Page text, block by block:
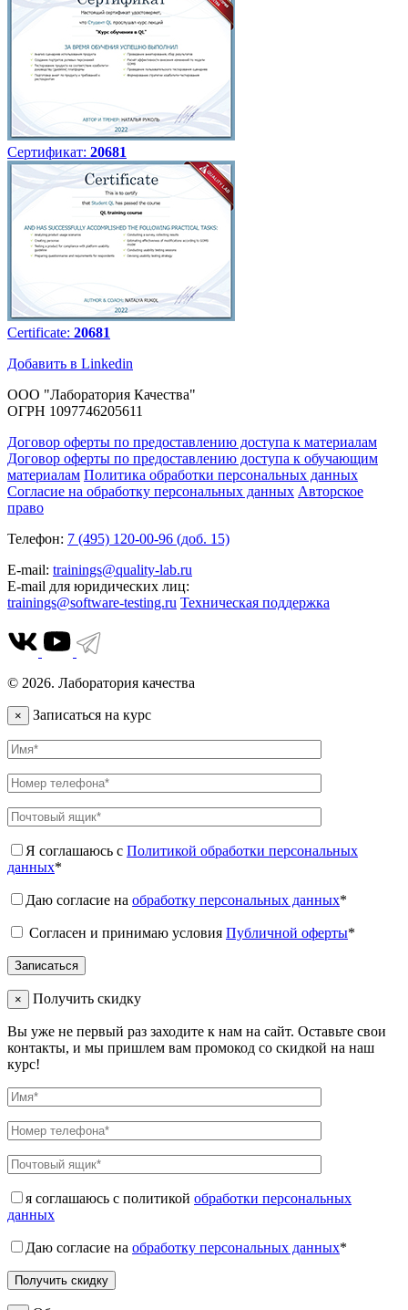
Сертификат: 20681
Certificate: 20681
Добавить в Linkedin
ООО "Лаборатория Качества"
ОГРН 1097746205611
Договор оферты по предоставлению доступа к материалам
Договор оферты по предоставлению доступа к обучающим
материалам Политика обработки персональных данных
Согласие на обработку персональных данных Авторское
право
Телефон: 7 (495) 120-00-96 (доб. 15)
E-mail: trainings@quality-lab.ru
E-mail для юридических лиц:
trainings@software-testing.ru Техническая поддержка
© 2026. Лаборатория качества
× Записаться на курс
Я соглашаюсь с Политикой обработки персональных
данных*
Даю согласие на обработку персональных данных*
Согласен и принимаю условия Публичной оферты*
× Получить скидку
Вы уже не первый раз заходите к нам на сайт. Оставьте свои
контакты, и мы пришлем вам промокод со скидкой на наш
курс!
я соглашаюсь с политикой обработки персональных
данных
Даю согласие на обработку персональных данных*